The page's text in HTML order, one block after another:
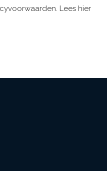
Lees hier